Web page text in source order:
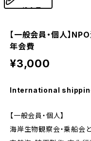
【一般会員・個人】
年会費
¥3,000
International
【一般会員・個人】
海岸生物観察会・乗船会